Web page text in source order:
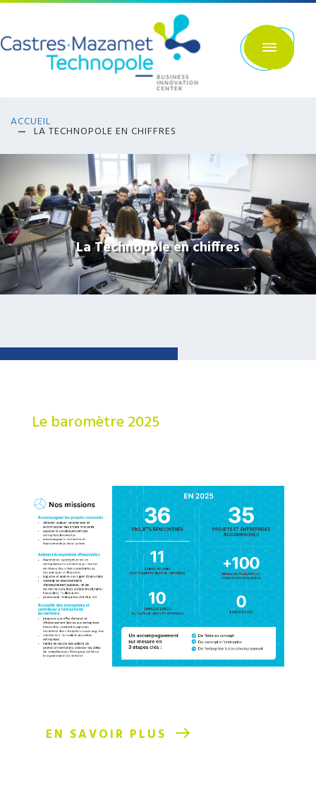
Aller
principal
ACCUEIL
LA TECHNOPOLE EN CHIFFRES
La Technopole en chiffres
Le baromètre 2025
EN SAVOIR PLUS